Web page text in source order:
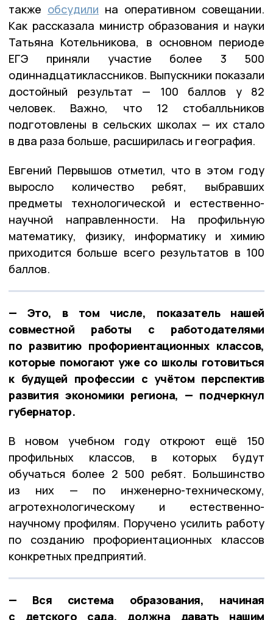
также обсудили на оперативном совещании.
Как рассказала министр образования и науки
Татьяна Котельникова, в основном периоде
ЕГЭ приняли участие более 3 500
одиннадцатиклассников. Выпускники показали
достойный результат — 100 баллов у 82
человек. Важно, что 12 стобалльников
подготовлены в сельских школах — их стало
в два раза больше, расширилась и география.
Евгений Первышов отметил, что в этом году
выросло количество ребят, выбравших
предметы технологической и естественно-
научной направленности. На профильную
математику, физику, информатику и химию
приходится больше всего результатов в 100
баллов.
— Это, в том числе, показатель нашей
совместной работы с работодателями
по развитию профориентационных классов,
которые помогают уже со школы готовиться
к будущей профессии с учётом перспектив
развития экономики региона, — подчеркнул
губернатор.
В новом учебном году откроют ещё 150
профильных классов, в которых будут
обучаться более 2 500 ребят. Большинство
из них — по инженерно-техническому,
агротехнологическому и естественно-
научному профилям. Поручено усилить работу
по созданию профориентационных классов
конкретных предприятий.
— Вся система образования, начиная
с детского сада, должна давать нашим